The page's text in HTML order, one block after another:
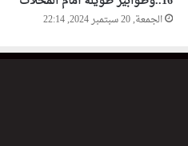
الجمعة, 20 سبتمبر 2024, 22:14